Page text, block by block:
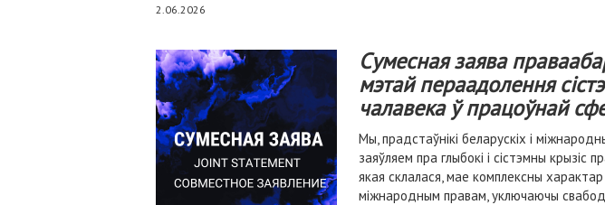
2.06.2026
Сумесная заява
мэтай пераадолення
чалавека ў працоўнай
Мы, прадстаўнікі беларускіх і
заяўляем пра глыбокі і сістэмны крызіс
якая склалася, мае комплексны
міжнародным правам, уключаючы